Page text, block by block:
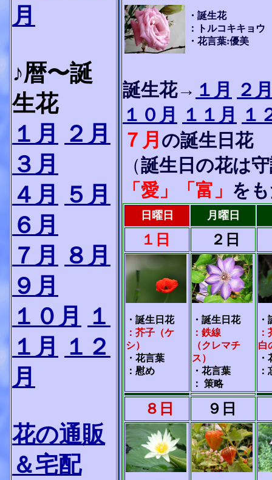
月
♪暦〜誕
生花
１月
２月
３月
４月
５月
６月
７月
８月
９月
１０月
１
１月
１２
月
花の通販
＆宅配
・誕生花
：トルコキキョウ
・花言葉:優美
誕生花→ １月
２
１０月
１１月 １
７月 の誕生日花
（誕生日の花は
「愛」「富」 を
日曜日 月曜日
１日 ２日
・誕生日花
：芥子（ケ
シ）
・花言葉
：慰め
・誕生日花
：鉄線
（クレマチ
ス）
・花言葉
： 策略
白
８日 ９日